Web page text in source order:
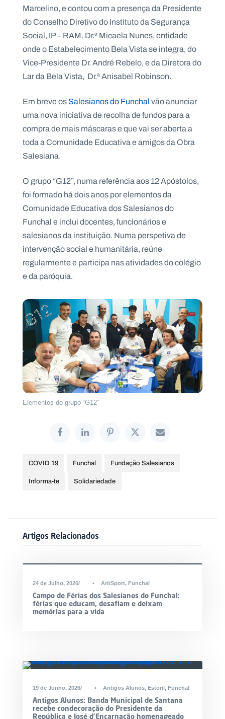
Marcelino, e contou com a presença da Presidente
do Conselho Diretivo do Instituto da Segurança
Social, IP – RAM. Dr.ª Micaela Nunes, entidade
onde o Estabelecimento Bela Vista se integra, do
Vice-Presidente Dr. André Rebelo, e da Diretora do
Lar da Bela Vista, Dr.ª Anisabel Robinson.
Em breve osSalesianos do Funchalvão anunciar
uma nova iniciativa de recolha de fundos para a
compra de mais máscaras e que vai ser aberta a
toda a Comunidade Educativa e amigos da Obra
Salesiana.
O grupo “G12”, numa referência aos 12 Apóstolos,
foi formado há dois anos por elementos da
Comunidade Educativa dos Salesianos do
Funchal e inclui docentes, funcionários e
salesianos da instituição. Numa perspetiva de
intervenção social e humanitária, reúne
regularmente e participa nas atividades do colégio
e da paróquia.
Elementos do grupo “G12”
COVID 19 Funchal
Fundação Salesianos
Informa-te
Solidariedade
Artigos Relacionados
24 de Julho, 2026 • ArtiSport, Funchal
Campo de Férias dos Salesianos do Funchal:
férias que educam, desafiam e deixam
memórias para a vida
19 de Junho, 2026 • Antigos Alunos, Estoril, Funchal
Antigos Alunos: Banda Municipal de Santana
recebe condecoração do Presidente da
República e José d’Encarnação homenageado
e
r